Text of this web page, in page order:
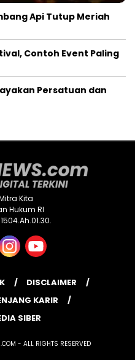
Api Tutup Meriah
Contoh Event Paling
Persatuan dan
Kita
Hukum RI
DISCLAIMER
KARIR
SIBER
- ALL RIGHTS RESERVED